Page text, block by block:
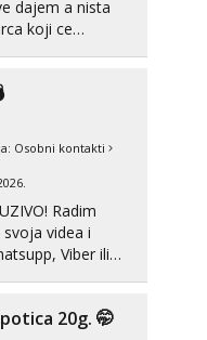
oslobodi
oslobodi
dajem a nista
koji ce
kad
Osobni kontakti
Radim
videa i
20g. 🤭